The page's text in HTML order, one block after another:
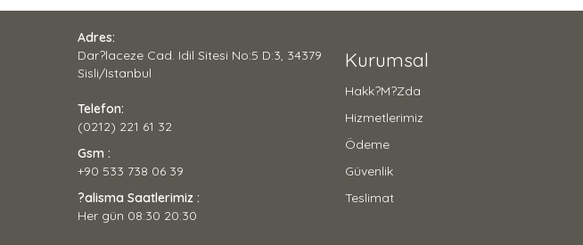
Adres:
Dar?laceze Cad. Idil Sitesi No:5 D:3, 34379
Sisli/Istanbul
Telefon:
(0212) 221 61 32
Gsm :
+90 533 738 06 39
?alisma Saatlerimiz :
Her gün 08:30 20:30
Kurumsal
Hakk?m?zda
Hizmetlerimiz
Ödeme
Güvenlik
Teslimat